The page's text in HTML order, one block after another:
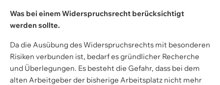
Was bei einem Widerspruchsrecht berücksichtigt
werden sollte.
Da die Ausübung des Widerspruchsrechts mit besonderen
Risiken verbunden ist, bedarf es gründlicher Recherche
und Überlegungen. Es besteht die Gefahr, dass bei dem
alten Arbeitgeber der bisherige Arbeitsplatz nicht mehr